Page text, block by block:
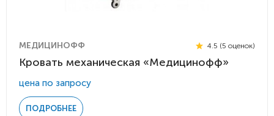
МЕДИЦИНОФФ 4.5 (5 оценок)
Кровать механическая «Медицинофф»
цена по запросу
ПОДРОБНЕЕ